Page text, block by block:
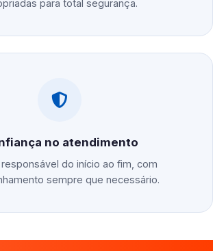
para total segurança.
no atendimento
do início ao fim, com
sempre que necessário.